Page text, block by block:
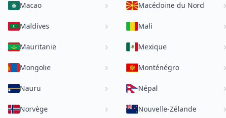
Macao Macédoine du Nord
Maldives Mali
Mauritanie Mexique
Mongolie Monténégro
Nauru Népal
Norvège Nouvelle-Zélande